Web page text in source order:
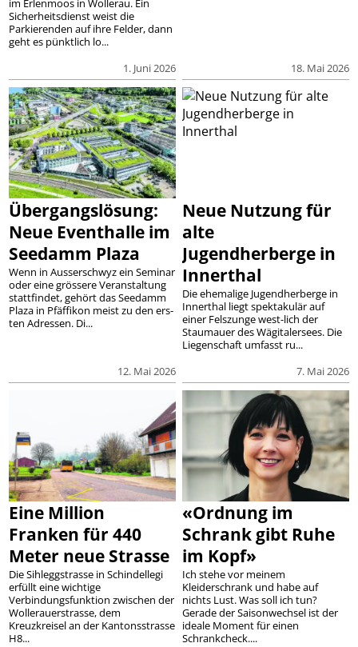
1. Juni 2026
im Erlenmoos in Wollerau. Ein
Sicherheitsdienst weist die
Parkierenden auf ihre Felder, dann
geht es pünktlich lo...
18. Mai 2026
Übergangslösung:
Neue Eventhalle im
Seedamm Plaza
12. Mai 2026
Wenn in Ausserschwyz ein Seminar
oder eine grössere Veranstaltung
stattfindet, gehört das Seedamm
Plaza in Pfäffikon meist zu den ers-
ten Adressen. Di...
Neue Nutzung für
alte
Jugendherberge in
Innerthal
7. Mai 2026
Die ehemalige Jugendherberge in
Innerthal liegt spektakulär auf
einer Felszunge west-lich der
Staumauer des Wägitalersees. Die
Liegenschaft umfasst ru...
Eine Million
Franken für 440
Meter neue Strasse
Die Sihleggstrasse in Schindellegi
erfüllt eine wichtige
Verbindungsfunktion zwischen der
Wollerauerstrasse, dem
Kreuzkreisel an der Kantonsstrasse
H8...
«Ordnung im
Schrank gibt Ruhe
im Kopf»
Ich stehe vor meinem
Kleiderschrank und habe auf
nichts Lust. Was soll ich tun?
Gerade der Saisonwechsel ist der
ideale Moment für einen
Schrankcheck....